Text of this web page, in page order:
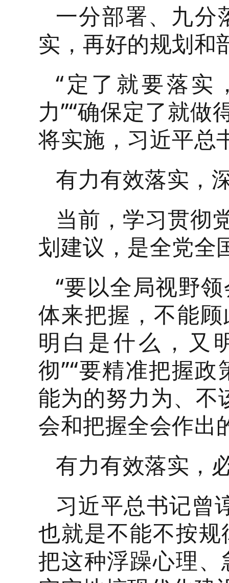
一分部署、九分
实，再好的规划和
“定了就要落实
力”“确保定了就做
将实施，习近平总
有力有效落实，
当前，学习贯彻
划建议，是全党全
“要以全局视野
体来把握，不能
明白是什么，又
彻”“要精准把握
能为的努力为、不
会和把握全会作出
有力有效落实，
习近平总书记曾
也就是不能不按
把这种浮躁心理